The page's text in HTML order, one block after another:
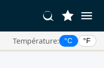
Température: °C °F